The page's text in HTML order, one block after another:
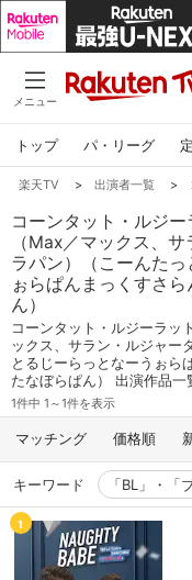
メニュー
トップ パ・リーグ
楽天TV > 出演者一覧 >
コーンタット・ルジ
（Max／マックス、
ラパン）（こーんた
ぉらぱんまっくすさ
ん）
コーンタット・ルジーラッ
ックス、サラン・ルジャー
とるじーらっとなーうぉら
たなぼらぱん） 出演作品一
1件中 1～1件を表示
マッチング 価格順
キーワード 「BL」・「
1